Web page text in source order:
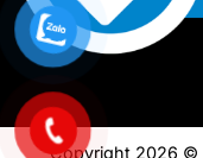
Copyright 2026 ©